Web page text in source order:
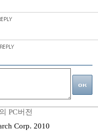
PC버전
Corp. 2010